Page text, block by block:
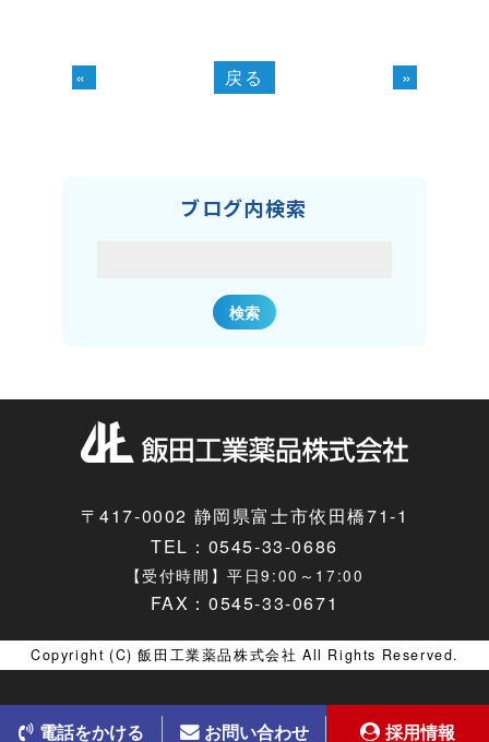
« 戻る »
ブログ内検索
〒417-0002 静岡県富士市依田橋71-1
TEL： 0545-33-0686
【受付時間】平日9:00～17:00
FAX：0545-33-0671
電話をかける お問い合わせ 採用情報
Copyright (C) 飯田工業薬品株式会社 All Rights Reserved.